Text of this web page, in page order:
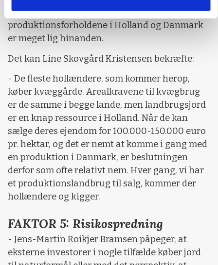
pressede af miljøkrav, dels at
produktionsforholdene i Holland og Danmark
er meget lig hinanden.
Det kan Line Skovgård Kristensen bekræfte:
- De fleste hollændere, som kommer herop,
køber kvæggårde. Arealkravene til kvægbrug
er de samme i begge lande, men landbrugsjord
er en knap ressource i Holland. Når de kan
sælge deres ejendom for 100.000-150.000 euro
pr. hektar, og det er nemt at komme i gang med
en produktion i Danmark, er beslutningen
derfor som ofte relativt nem. Hver gang, vi har
et produktionslandbrug til salg, kommer der
hollændere og kigger.
FAKTOR 5: Risikospredning
- Jens-Martin Roikjer Bramsen påpeger, at
eksterne investorer i nogle tilfælde køber jord